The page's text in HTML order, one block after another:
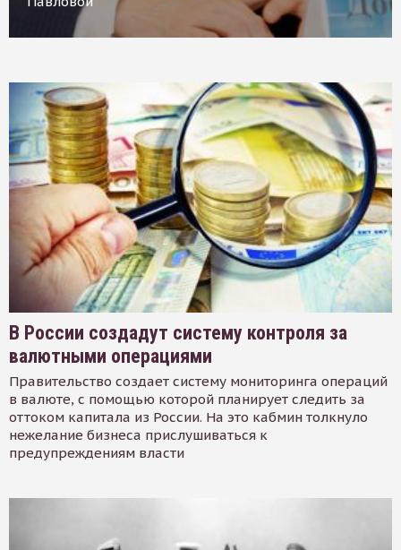
В России создадут систему контроля за
валютными операциями
Правительство создает систему мониторинга операций
в валюте, с помощью которой планирует следить за
оттоком капитала из России. На это кабмин толкнуло
нежелание бизнеса прислушиваться к
предупреждениям власти